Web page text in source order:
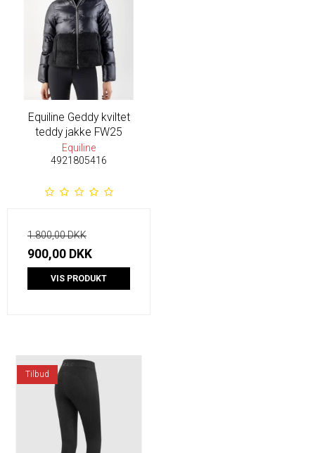
Equiline Geddy kviltet
teddy jakke FW25
Equiline
4921805416
1.800,00 DKK
900,00 DKK
VIS PRODUKT
Tilbud